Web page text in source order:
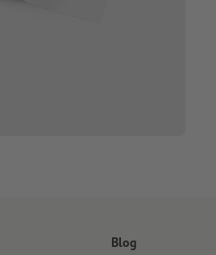
Blog